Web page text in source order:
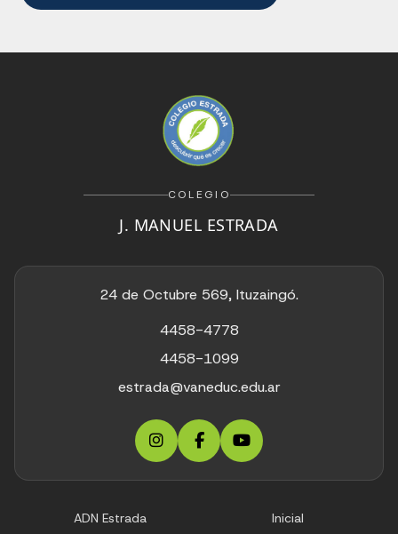
COLEGIO
J. MANUEL ESTRADA
24 de Octubre 569, Ituzaingó.
4458-4778
4458-1099
estrada@vaneduc.edu.ar
ADN Estrada Inicial